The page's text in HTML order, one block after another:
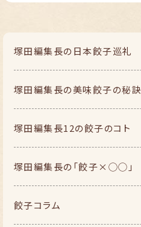
塚田編集長の 日本餃子巡礼
塚田編集長の美味餃子の秘訣
塚田編集長12の餃子のコト
塚田編集長の 「餃子×◯◯」
餃子コラム